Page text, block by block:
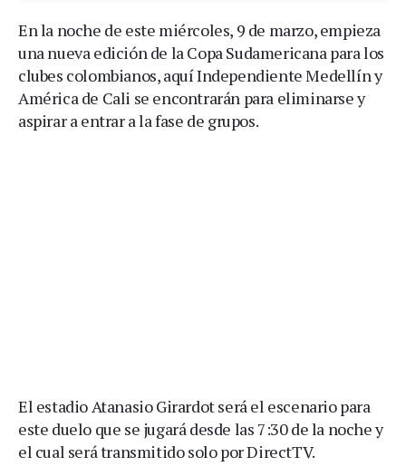
En la noche de este miércoles, 9 de marzo, empieza
una nueva edición de la Copa Sudamericana para los
clubes colombianos, aquí Independiente Medellín y
América de Cali se encontrarán para eliminarse y
aspirar a entrar a la fase de grupos.
El estadio Atanasio Girardot será el escenario para
este duelo que se jugará desde las 7:30 de la noche y
el cual será transmitido solo por DirectTV.